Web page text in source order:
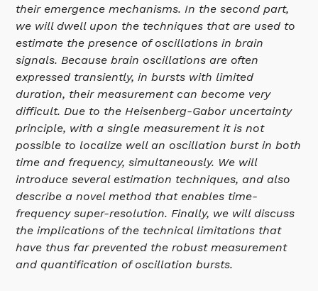
their emergence mechanisms. In the second part,
we will dwell upon the techniques that are used to
estimate the presence of oscillations in brain
signals. Because brain oscillations are often
expressed transiently, in bursts with limited
duration, their measurement can become very
difficult. Due to the Heisenberg-Gabor uncertainty
principle, with a single measurement it is not
possible to localize well an oscillation burst in both
time and frequency, simultaneously. We will
introduce several estimation techniques, and also
describe a novel method that enables time-
frequency super-resolution. Finally, we will discuss
the implications of the technical limitations that
have thus far prevented the robust measurement
and quantification of oscillation bursts.